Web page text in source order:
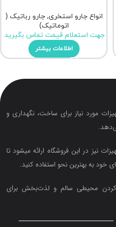
انواع جارو استخری,جارو رباتیک (
اتوماتیک)
جهت استعلام قیمت تماس بگیرید.
اطلاعات بیشتر
مورد نیاز برای ساخت، نگهداری و
نیز در این فروشگاه ارائه میشود تا
خود به بهترین نحو استفاده کنید.
محیطی سالم و لذت‌بخش برای